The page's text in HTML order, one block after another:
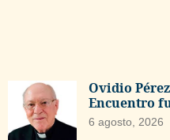
Ovidio
Encuentro
6 agosto, 2026